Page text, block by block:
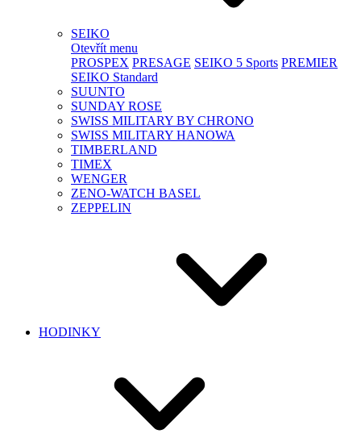
SEIKO
Otevřít menu
PROSPEX PRESAGE SEIKO 5 Sports PREMIER
SEIKO Standard
SUUNTO
SUNDAY ROSE
SWISS MILITARY BY CHRONO
SWISS MILITARY HANOWA
TIMBERLAND
TIMEX
WENGER
ZENO-WATCH BASEL
ZEPPELIN
HODINKY